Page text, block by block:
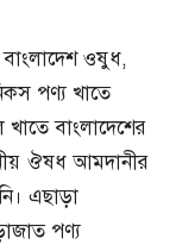
বাংলাদেশ ওষুধ,
পণ্য খাতে
বাংলাদেশের
ঔষধ আমদানীর
এছাড়া
পণ্য